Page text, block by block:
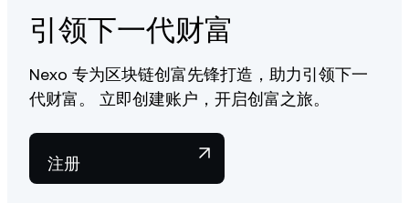
引领下一代财富
Nexo 专为区块链创富先锋打造，助力引领下一
代财富。 立即创建账户，开启创富之旅。
注册